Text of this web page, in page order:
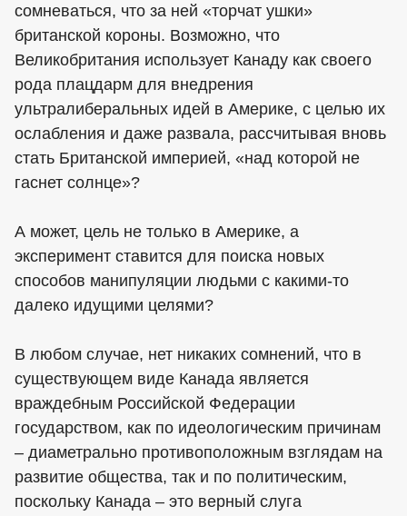
сомневаться, что за ней «торчат ушки»
британской короны. Возможно, что
Великобритания использует Канаду как своего
рода плацдарм для внедрения
ультралиберальных идей в Америке, с целью их
ослабления и даже развала, рассчитывая вновь
стать Британской империей, «над которой не
гаснет солнце»?
А может, цель не только в Америке, а
эксперимент ставится для поиска новых
способов манипуляции людьми с какими-то
далеко идущими целями?
В любом случае, нет никаких сомнений, что в
существующем виде Канада является
враждебным Российской Федерации
государством, как по идеологическим причинам
– диаметрально противоположным взглядам на
развитие общества, так и по политическим,
поскольку Канада – это верный слуга